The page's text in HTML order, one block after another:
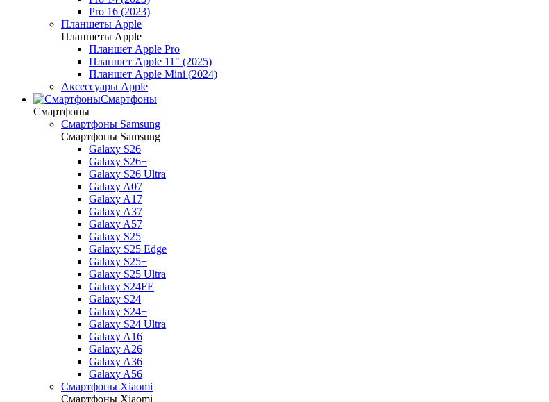
Pro 16 (2023)
Планшеты Apple
Планшеты Apple
Планшет Apple Pro
Планшет Apple 11" (2025)
Планшет Apple Mini (2024)
Аксессуары Apple
Смартфоны
Смартфоны
Смартфоны Samsung
Смартфоны Samsung
Galaxy S26
Galaxy S26+
Galaxy S26 Ultra
Galaxy A07
Galaxy A17
Galaxy A37
Galaxy A57
Galaxy S25
Galaxy S25 Edge
Galaxy S25+
Galaxy S25 Ultra
Galaxy S24FE
Galaxy S24
Galaxy S24+
Galaxy S24 Ultra
Galaxy A16
Galaxy A26
Galaxy A36
Galaxy A56
Смартфоны Xiaomi
Смартфоны Xiaomi